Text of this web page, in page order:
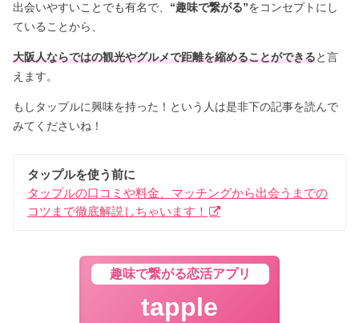
出会いやすいことでも有名で、 “趣味で繋がる”をコンセプトにし
ていることから、
大阪人ならではの観光やグルメで距離を縮めることができると言
えます。
もしタップルに興味を持った！という人は是非下の記事を読んで
みてくださいね！
タップルを使う前に
タップルの口コミや料金、マッチングから出会うまでの
コツまで徹底解説しちゃいます！
趣味で繋がる恋活アプリ
tapple